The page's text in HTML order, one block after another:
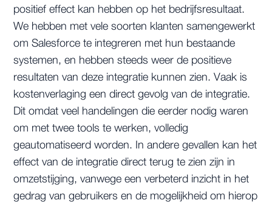
positief effect kan hebben op het bedrijfsresultaat.
We hebben met vele soorten klanten samengewerkt
om Salesforce te integreren met hun bestaande
systemen, en hebben steeds weer de positieve
resultaten van deze integratie kunnen zien. Vaak is
kostenverlaging een direct gevolg van de integratie.
Dit omdat veel handelingen die eerder nodig waren
om met twee tools te werken, volledig
geautomatiseerd worden. In andere gevallen kan het
effect van de integratie direct terug te zien zijn in
omzetstijging, vanwege een verbeterd inzicht in het
gedrag van gebruikers en de mogelijkheid om hierop